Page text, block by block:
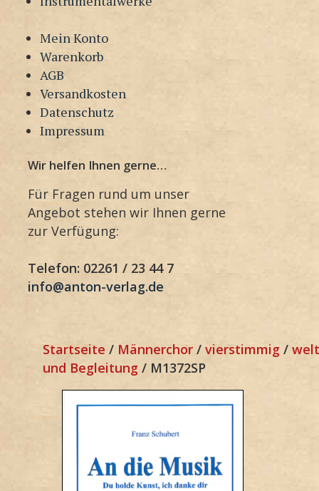
Mein Konto
Warenkorb
AGB
Versandkosten
Datenschutz
Impressum
Wir helfen Ihnen gerne…
Für Fragen rund um unser
Angebot stehen wir Ihnen gerne
zur Verfügung:
Telefon: 02261 / 23 44 7
info@anton-verlag.de
Startseite / Männerchor / vierstimmig /
und Begleitung / M1372SP